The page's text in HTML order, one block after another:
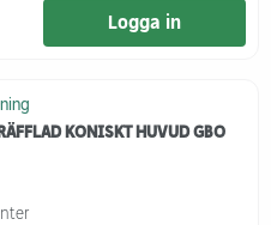
Logga in
KONISKT HUVUD GBO